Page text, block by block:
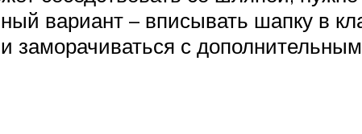
вариант – вписывать шапку в
заморачиваться с